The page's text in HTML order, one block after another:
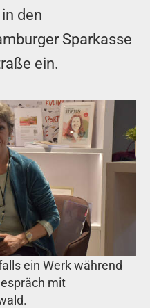
den
Sparkasse
ein.
ein Werk während
mit